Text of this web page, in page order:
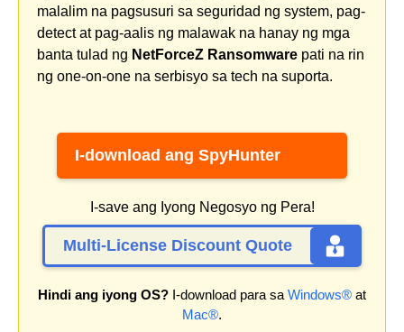
malalim na pagsusuri sa seguridad ng system, pag-
detect at pag-aalis ng malawak na hanay ng mga
banta tulad ng NetForceZ Ransomware pati na rin
ng one-on-one na serbisyo sa tech na suporta.
I-download ang SpyHunter
I-save ang Iyong Negosyo ng Pera!
Multi-License Discount Quote
Hindi ang iyong OS? I-download para sa Windows® at
Mac®.